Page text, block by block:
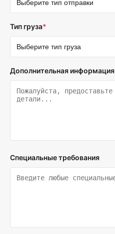
Тип груза*
Дополнительная информация
Специальные требования